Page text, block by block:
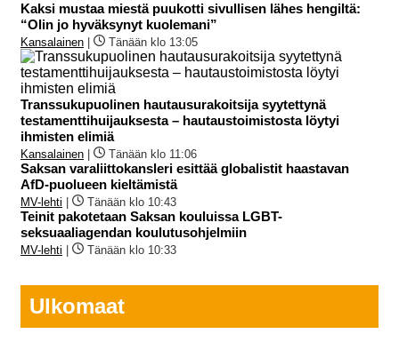
Kaksi mustaa miestä puukotti sivullisen lähes hengiltä:
“Olin jo hyväksynyt kuolemani”
Kansalainen Tänään klo 13:05
Transsukupuolinen hautausurakoitsija syytettynä
testamenttihuijauksesta – hautaustoimistosta löytyi
ihmisten elimiä
Kansalainen Tänään klo 11:06
Saksan varaliittokansleri esittää globalistit haastavan
AfD-puolueen kieltämistä
MV-lehti Tänään klo 10:43
Teinit pakotetaan Saksan kouluissa LGBT-
seksuaaliagendan koulutusohjelmiin
MV-lehti Tänään klo 10:33
Ulkomaat